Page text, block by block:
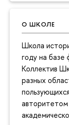
О ШКОЛЕ
Школа
году на
Коллектив
разных